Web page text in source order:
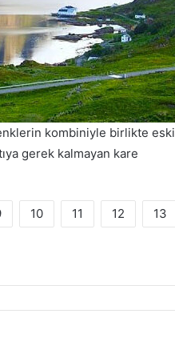
kombiniyle birlikte eski
gerek kalmayan kare
10 11 12 13